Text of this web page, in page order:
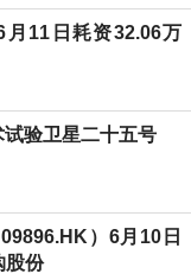
月11日耗资32.06万
验卫星二十五号
）6月10日
股份